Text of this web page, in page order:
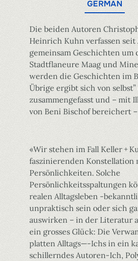
GERMAN
Die beiden Autoren
Heinrich Kuhn verfassen seit
gemeinsam Geschichten um
Stadtflaneure Maag und
werden die Geschichten im
Übrige ergibt sich von
zusammengefasst und – mit
von Beni Bischof bereichert
«Wir stehen im Fall Keller +
faszinierenden Konstellation
Persönlichkeiten. Solche
Persönlichkeitsspaltungen
realen Alltagsleben -
unpraktisch sein oder sich
auswirken – in der Literatur
ein grosses Glück: Die
platten Alltags—-Ichs in ein
schillerndes Autoren-Ich,